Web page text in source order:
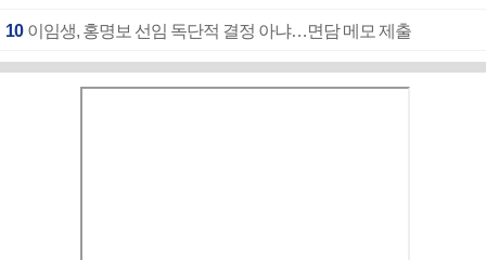
10 이임생, 홍명보 선임 독단적 결정 아냐…면담 메모 제출